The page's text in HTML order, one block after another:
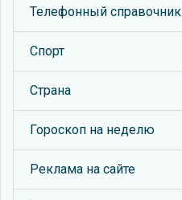
Телефонный справочник
Спорт
Страна
Гороскоп на неделю
Реклама на сайте